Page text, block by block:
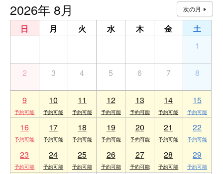
2026年 8月
日 月 火 水 木 金
土
1
2 3 4 5 6 7 8
9 10 11 12 13 14 15
16 17 18 19 20 21 22
23 24 25 26 27 28 29